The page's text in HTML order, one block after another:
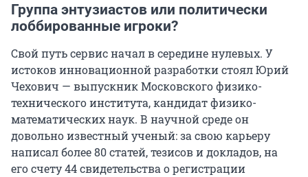
Группа энтузиастов или политически
лоббированные игроки?
Свой путь сервис начал в середине нулевых. У
истоков инновационной разработки стоял Юрий
Чехович — выпускник Московского физико-
технического института, кандидат физико-
математических наук. В научной среде он
довольно известный ученый: за свою карьеру
написал более 80 статей, тезисов и докладов, на
его счету 44 свидетельства о регистрации